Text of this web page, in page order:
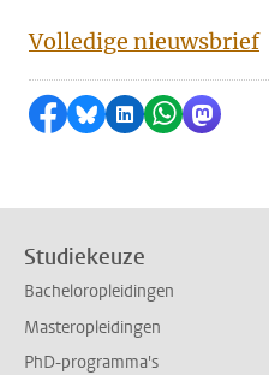
Volledige nieuwsbrief
Delen op Facebook
Delen via Bluesky
Delen opDelen via
Delen
Studiekeuze
Bacheloropleidingen
Masteropleidingen
PhD-programma's